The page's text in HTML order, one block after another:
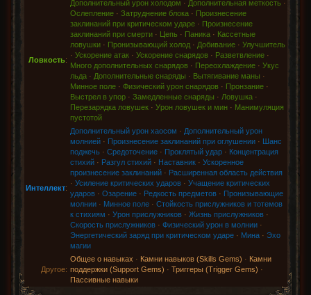
Ловкость:
Дополнительный урон холодом · Дополнительная меткость ·
Ослепление· Затруднение блока· Произнесение
заклинаний при критическом ударе· Произнесение
заклинаний при смерти· Цепь · Паника· Кассетные
ловушки· Пронизывающий холод· Добивание· Улучшитель
· Ускорение атак· Ускорение снарядов· Разветвление·
Много дополнительных снарядов· Переохлаждение· Укус
льда· Дополнительные снаряды · Вытягивание маны ·
Минное поле· Физический урон снарядов· Пронзание·
Выстрел в упор· Замедленные снаряды · Ловушка·
Перезарядка ловушек· Урон ловушек и мин· Манимуляция
пустотой
Интеллект:
Дополнительный урон хаосом · Дополнительный урон
молнией· Произнесение заклинаний при оглушении· Шанс
поджечь· Средоточение· Проклятый удар· Концентрация
стихий· Разгул стихий· Наставник· Ускоренное
произнесение заклинаний· Расширенная область действия
· Усиление критических ударов· Учащение критических
ударов· Озарение· Редкость предметов· Пронизывающие
молнии· Минное поле· Стойкость прислужников и тотемов
к стихиям · Урон прислужников· Жизнь прислужников·
Скорость прислужников· Физический урон в молнии·
Энергетический заряд при критическом ударе· Мина· Эхо
магии
Другое:
Общее о навыках · Камни навыков (Skills Gems) · Камни
поддержки (Support Gems) · Триггеры (Trigger Gems) ·
Пассивные навыки